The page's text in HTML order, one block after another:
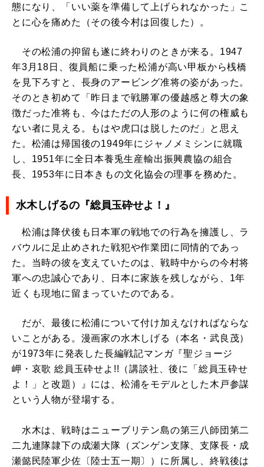
態になり、「いい薬を準備して上げられなかった」こ
とに心を痛めた（その後今村は回復した）。
その松浦の抑留も遂に終わりのときが来る。1947
年3月18日、復員船に乗った松浦が高い甲板から桟橋
を見下ろすと、長身のアービング准将の姿があった。
そのとき初めて「昨日まで戦勝軍の優越感と尊大の象
徴だった准将も、今はただの人形のように何の権威も
ない者に見える。もはや虎口は脱したのだ」と思え
た。松浦は帰国後の1949年にジャノメミシンに就職
し、1951年に全日本養兎生産輸出振興農協の組合
長、1953年に日本きもの文化協会の理事を務めた。
水木しげるの『総員玉砕せよ！』
松浦は降伏後も日本軍の戦地での行為を擁護し、ラ
バウルに足止めされた戦犯や作業団に同情的であっ
た。当時の彼を支えていたのは、戦時中からの今村将
軍への忠誠心であり、日本に家族を残しながら、1年
近くも現地に留まっていたのである。
だが、最後に松浦について付け加えなければならな
いことがある。漫画家の水木しげる（本名・武良茂）
が1973年に発表した長編戦記マンガ『聖ジョージ
岬・哀歌 総員玉砕せよ!!（講談社、後に「総員玉砕せ
よ！」と改題）』には、松浦をモデルとした木戸参謀
という人物が登場する。
水木は、戦時はニューブリテン島の第三八師団第二
二九連隊隷下の成瀬大隊（ズンゲン支隊、支隊長・成
瀬懿民陸軍少佐〔陸士五一期〕）に所属し、終戦後は